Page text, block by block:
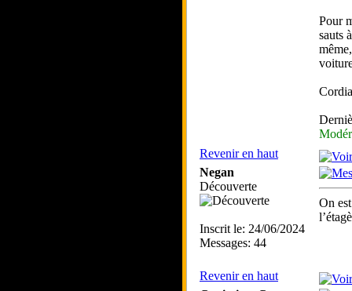
Pour
sauts
Revenir en haut
Negan
Découverte
Inscrit le: 24/06/2024
Messages: 44
On
Revenir en haut